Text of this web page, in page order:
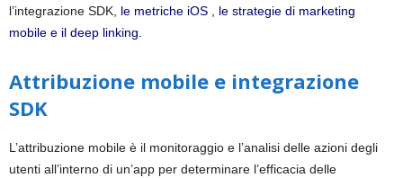
l’integrazione SDK, le metriche iOS , le strategie di marketing
mobile e il deep linking.
Attribuzione mobile e integrazione
SDK
L’attribuzione mobile è il monitoraggio e l’analisi delle azioni degli
utenti all’interno di un’app per determinare l’efficacia delle